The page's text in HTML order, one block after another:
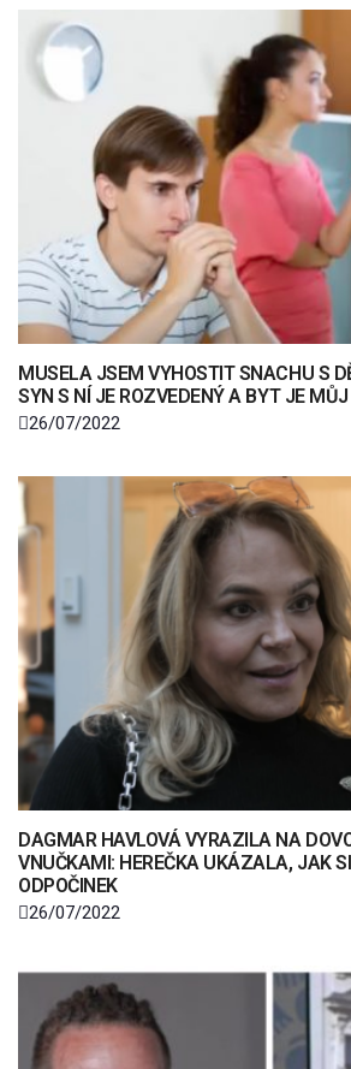
MUSELA JSEM VYHOSTIT SNACHU S
SYN S NÍ JE ROZVEDENÝ A BYT JE MŮJ
26/07/2022
DAGMAR HAVLOVÁ VYRAZILA NA
VNUČKAMI: HEREČKA UKÁZALA, JAK
ODPOČINEK
26/07/2022